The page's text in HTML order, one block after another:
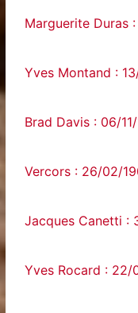
Marguerite Duras
Yves Montand :
Brad Davis : 06/
Vercors : 26/02/
Jacques Canetti :
Yves Rocard : 22/